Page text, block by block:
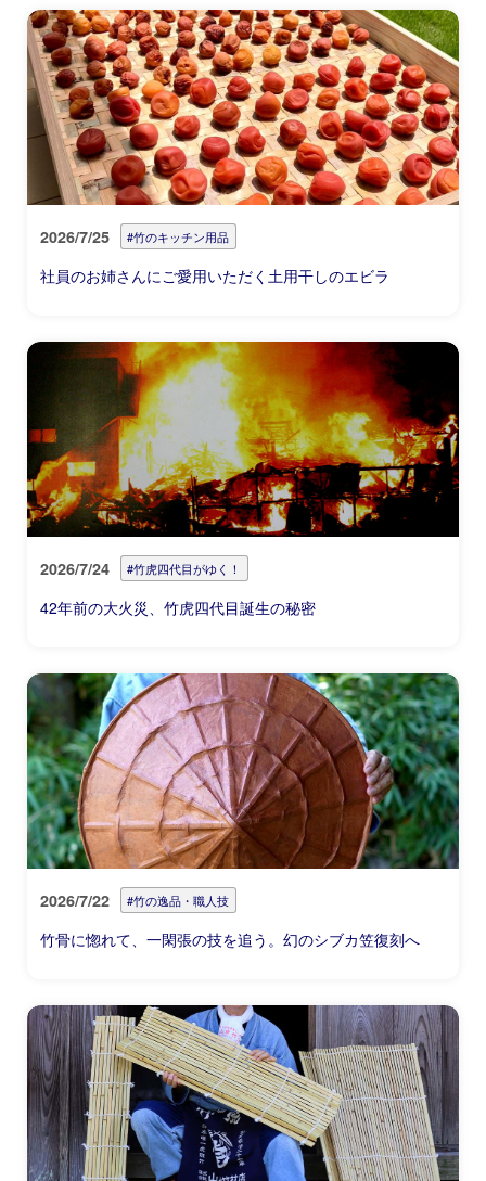
2026/7/25 #竹のキッチン用品
社員のお姉さんにご愛用いただく土用干しのエビラ
2026/7/24 #竹虎四代目がゆく！
42年前の大火災、竹虎四代目誕生の秘密
2026/7/22 #竹の逸品・職人技
竹骨に惚れて、一閑張の技を追う。幻のシブカ笠復刻へ